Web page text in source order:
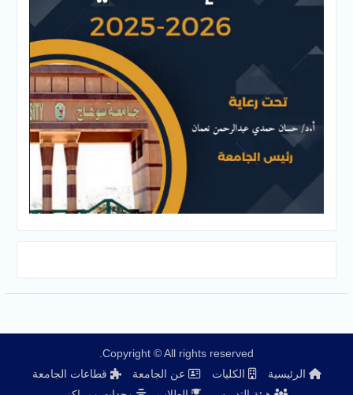
Copyright © All rights reserved.
الرئيسية
الكليات عن الجامعة
قطاعات الجامعة